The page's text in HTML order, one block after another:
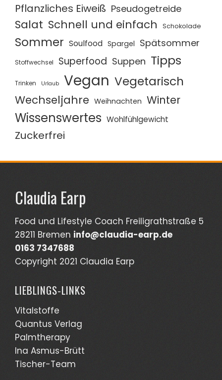
Pflanzliches Eiweiß Pseudogetreide
Salat Schnell und einfach Schokolade
Sommer Soulfood Spargel Spätsommer
Stoffwechsel Superfood Suppen Tipps
Trinken Urlaub Vegan Vegetarisch
Wechseljahre Weihnachten Winter
Wissenswertes Wohlfühlgewicht
Zuckerfrei
Claudia Earp
Food und Lifestyle Coach Freiligrathstraße 5
28211 Bremen info@claudia-earp.de
0163 7347688
Copyright 2021 Claudia Earp
LIEBLINGS-LINKS
Vitalstoffe
Quantus Verlag
Palmtherapy
Ina Asmus-Brütt
Tischer-Team